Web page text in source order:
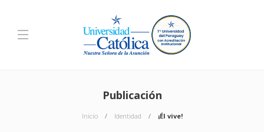
Publicación
Inicio Identidad ¡Él vive!